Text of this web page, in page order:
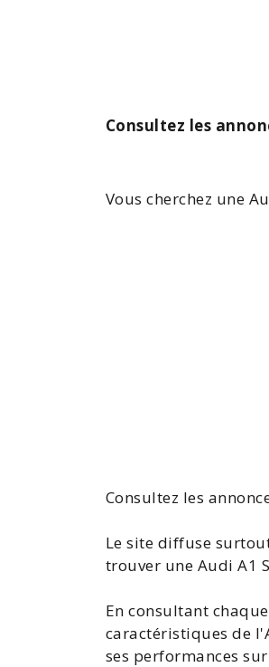
Consultez les
Vous cherchez une
Consultez les
Le site diffuse
trouver une AudiA1
En consultant
caractéristiques de
ses performances